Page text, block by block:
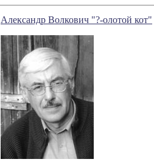
Александр Волкович "?-олотой кот"